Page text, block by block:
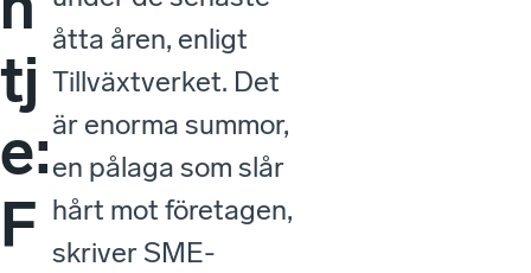
tj
e:
F
åtta åren, enligt
Tillväxtverket. Det
är enorma summor,
en pålaga som slår
hårt mot företagen,
skriver SME-